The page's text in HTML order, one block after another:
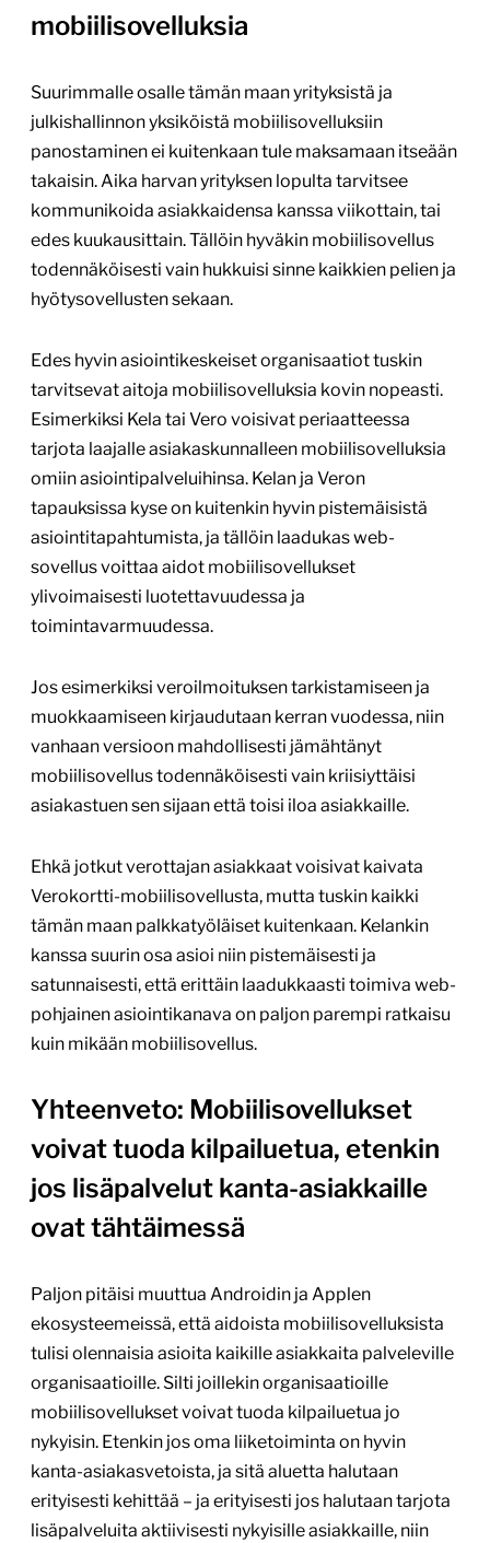
mobiilisovelluksia
Suurimmalle osalle tämän maan yrityksistä ja
julkishallinnon yksiköistä mobiilisovelluksiin
panostaminen ei kuitenkaan tule maksamaan itseään
takaisin. Aika harvan yrityksen lopulta tarvitsee
kommunikoida asiakkaidensa kanssa viikottain, tai
edes kuukausittain. Tällöin hyväkin mobiilisovellus
todennäköisesti vain hukkuisi sinne kaikkien pelien ja
hyötysovellusten sekaan.
Edes hyvin asiointikeskeiset organisaatiot tuskin
tarvitsevat aitoja mobiilisovelluksia kovin nopeasti.
Esimerkiksi Kela tai Vero voisivat periaatteessa
tarjota laajalle asiakaskunnalleen mobiilisovelluksia
omiin asiointipalveluihinsa. Kelan ja Veron
tapauksissa kyse on kuitenkin hyvin pistemäisistä
asiointitapahtumista, ja tällöin laadukas web-
sovellus voittaa aidot mobiilisovellukset
ylivoimaisesti luotettavuudessa ja
toimintavarmuudessa.
Jos esimerkiksi veroilmoituksen tarkistamiseen ja
muokkaamiseen kirjaudutaan kerran vuodessa, niin
vanhaan versioon mahdollisesti jämähtänyt
mobiilisovellus todennäköisesti vain kriisiyttäisi
asiakastuen sen sijaan että toisi iloa asiakkaille.
Ehkä jotkut verottajan asiakkaat voisivat kaivata
Verokortti-mobiilisovellusta, mutta tuskin kaikki
tämän maan palkkatyöläiset kuitenkaan. Kelankin
kanssa suurin osa asioi niin pistemäisesti ja
satunnaisesti, että erittäin laadukkaasti toimiva web-
pohjainen asiointikanava on paljon parempi ratkaisu
kuin mikään mobiilisovellus.
Yhteenveto: Mobiilisovellukset
voivat tuoda kilpailuetua, etenkin
jos lisäpalvelut kanta-asiakkaille
ovat tähtäimessä
Paljon pitäisi muuttua Androidin ja Applen
ekosysteemeissä, että aidoista mobiilisovelluksista
tulisi olennaisia asioita kaikille asiakkaita palveleville
organisaatioille. Silti joillekin organisaatioille
mobiilisovellukset voivat tuoda kilpailuetua jo
nykyisin. Etenkin jos oma liiketoiminta on hyvin
kanta-asiakasvetoista, ja sitä aluetta halutaan
erityisesti kehittää – ja erityisesti jos halutaan tarjota
lisäpalveluita aktiivisesti nykyisille asiakkaille, niin